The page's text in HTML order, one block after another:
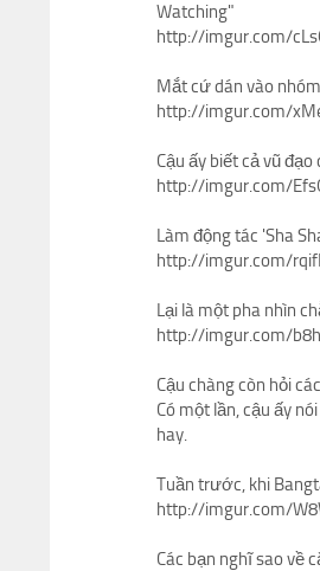
Watching"
http://imgur.com/
Mắt cứ dán vào
http://imgur.com/
Cậu ấy biết cả vũ đạo
http://imgur.com/
Làm động tác 'Sha
http://imgur.com/
Lại là một pha nhìn
http://imgur.com/
Cậu chàng còn hỏi
Có một lần, cậu ấy
hay.
Tuần trước, khi
http://imgur.com/
Các bạn nghĩ sao về